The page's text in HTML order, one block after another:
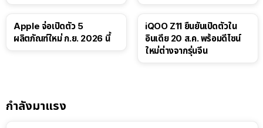
Apple จ่อเปิดตัว 5
ผลิตภัณฑ์ใหม่ ก.ย. 2026 นี้
iQOO Z11 ยืนยันเปิดตัวใน
อินเดีย 20 ส.ค. พร้อมดีไซน์
ใหม่ต่างจากรุ่นจีน
กำลังมาแรง